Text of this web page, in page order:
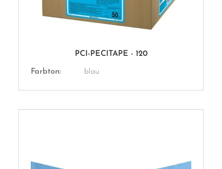
PCI-PECITAPE - 120
Farbton: blau